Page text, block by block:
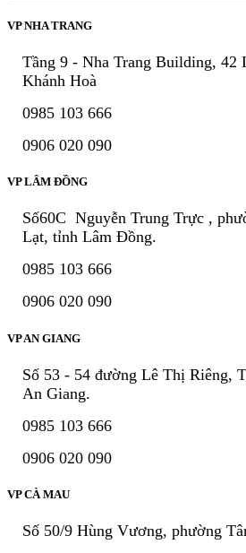
VP NHA TRANG
Tầng 9 - Nha Trang Building, 42
Khánh Hoà
0985 103 666
0906 020 090
VP LÂM ĐỒNG
Số60C Nguyễn Trung Trực ,
Lạt, tỉnh Lâm Đồng.
0985 103 666
0906 020 090
VP AN GIANG
Số 53 - 54 đường Lê Thị Riêng,
An Giang.
0985 103 666
0906 020 090
VP CÀ MAU
Số 50/9 Hùng Vương, phường